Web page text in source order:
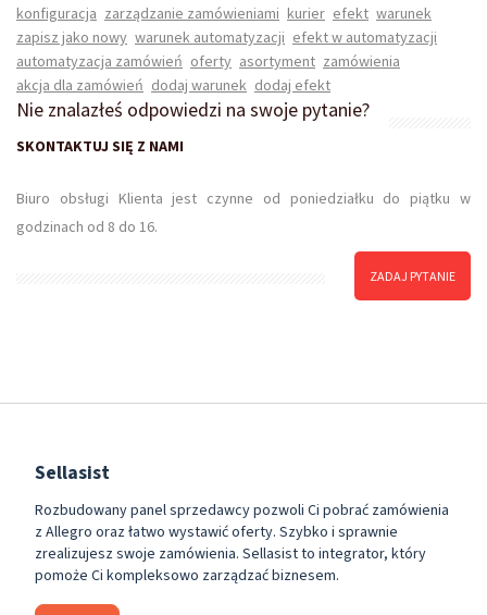
konfiguracja zarządzanie zamówieniami kurier efekt warunek
zapisz jako nowy warunek automatyzacji efekt w automatyzacji
automatyzacja zamówień oferty asortyment zamówienia
akcja dla zamówień dodaj warunek dodaj efekt
Nie znalazłeś odpowiedzi na swoje pytanie?
SKONTAKTUJ SIĘ Z NAMI
Biuro obsługi Klienta jest czynne od poniedziałku do piątku w
godzinach od 8 do 16.
ZADAJ PYTANIE
Sellasist
Rozbudowany panel sprzedawcy pozwoli Ci pobrać zamówienia
z Allegro oraz łatwo wystawić oferty. Szybko i sprawnie
zrealizujesz swoje zamówienia. Sellasist to integrator, który
pomoże Ci kompleksowo zarządzać biznesem.